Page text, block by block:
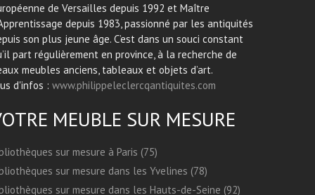
de Versailles depuis 1992 et Maître
depuis 1983, passionné par les antiquités
son plus jeune âge. C’est dans un souci constant
part régulièrement en province, à la recherche de
meubles anciens, tableaux et objets d’art.
d'infos : www.philippeleclercqantiquites.com
MEUBLE SUR MESURE
sur mesure à Paris (75)
sur mesure dans les Yvelines (78)
sur mesure dans les Hauts-de-Seine (92)